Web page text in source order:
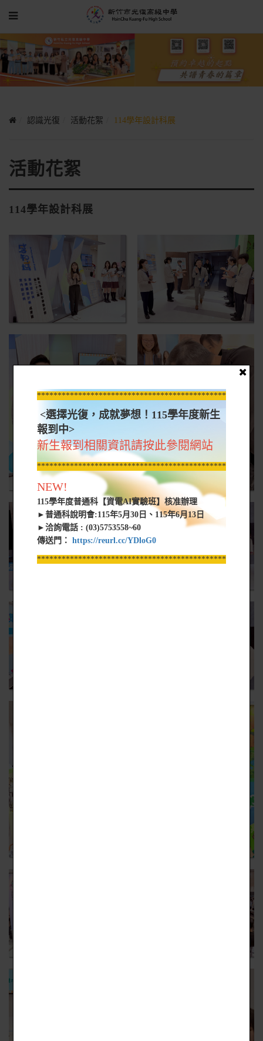
認識光復 活動花絮 114學年設計科展
活動花絮
114學年設計科展
*****************************************************
<選擇光復，成就夢想！115學年度新生
報到中>
新生報到相關資訊請按此參閱網站
*****************************************************
NEW!
115學年度普通科【資電AI實驗班】核准辦理
►普通科說明會:115年5月30日、115年6月13日
►洽詢電話 : (03)5753558~60
傳送門： https://reurl.cc/YDloG0
*****************************************************